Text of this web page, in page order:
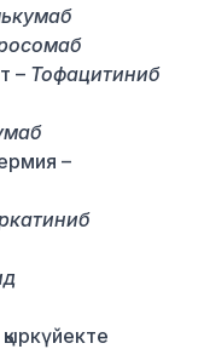
– Тофацитиниб
–